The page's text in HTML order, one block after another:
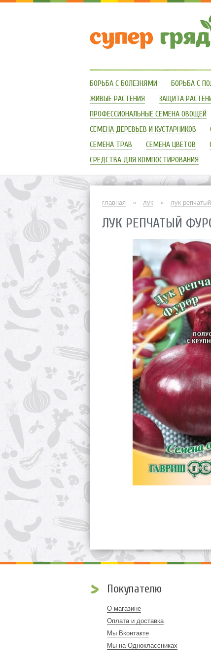
БОРЬБА С БОЛЕЗНЯМИ БОРЬБА С
ЖИВЫЕ РАСТЕНИЯ
ЗАЩИТА
ПРОФЕССИОНАЛЬНЫЕ СЕМЕНА ОВОЩЕЙ
СЕМЕНА ДЕРЕВЬЕВ И КУСТАРНИКОВ
СЕМЕНА ТРАВ
СЕМЕНА ЦВЕТОВ
СРЕДСТВА ДЛЯ КОМПОСТИРОВАНИЯ
главная » лук » лук
ЛУК РЕПЧАТЫЙ
Покупателю
О магазине
Оплата и доставка
Мы Вконтакте
Мы на Одноклассниках